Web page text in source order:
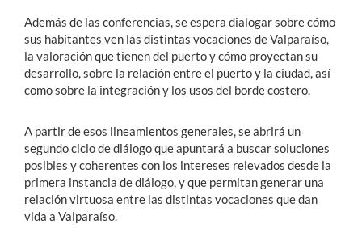
Además de las conferencias, se espera dialogar sobre cómo
sus habitantes ven las distintas vocaciones de Valparaíso,
la valoración que tienen del puerto y cómo proyectan su
desarrollo, sobre la relación entre el puerto y la ciudad, así
como sobre la integración y los usos del borde costero.
A partir de esos lineamientos generales, se abrirá un
segundo ciclo de diálogo que apuntará a buscar soluciones
posibles y coherentes con los intereses relevados desde la
primera instancia de diálogo, y que permitan generar una
relación virtuosa entre las distintas vocaciones que dan
vida a Valparaíso.